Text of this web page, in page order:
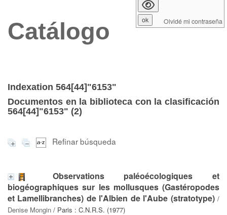
Catálogo
Indexation 564[44]"6153"
Documentos en la biblioteca con la clasificación
564[44]"6153" (2)
Refinar búsqueda
Observations paléoécologiques et
biogéographiques sur les mollusques (Gastéropodes
et Lamellibranches) de l'Albien de l'Aube (stratotype)/
Denise Mongin / Paris : C.N.R.S. (1977)
Olvidé mi contraseña